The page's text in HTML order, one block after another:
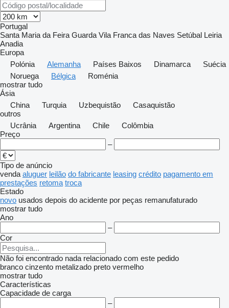
Portugal
Santa Maria da Feira Guarda Vila Franca das Naves Setúbal Leiria
Anadia
Europa
Polónia
Alemanha Países Baixos Dinamarca
Suécia
Noruega
Bélgica
Roménia
mostrar tudo
Ásia
China
Turquia Uzbequistão
Casaquistão
outros
Ucrânia
Argentina Chile
Colômbia
Preço
–
Tipo de anúncio
venda aluguer leilão do fabricante leasing crédito pagamento em
prestações retoma troca
Estado
novo usados depois do acidente por peças remanufaturado
mostrar tudo
Ano
–
Cor
Não foi encontrado nada relacionado com este pedido
branco cinzento metalizado preto vermelho
mostrar tudo
Características
Capacidade de carga
–